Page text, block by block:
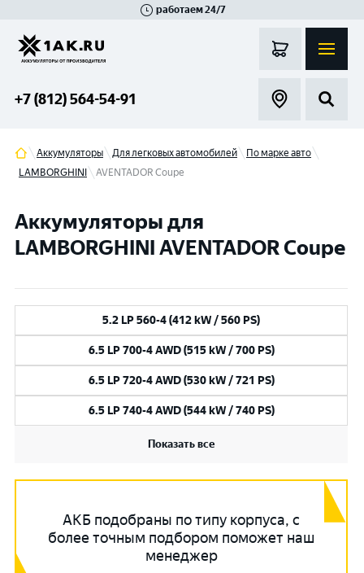
работаем 24/7
+7 (812) 564-54-91
Аккумуляторы Для легковых автомобилей
По марке авто
LAMBORGHINI
AVENTADOR Coupe
Аккумуляторы для
LAMBORGHINI AVENTADOR Coupe
5.2 LP 560-4 (412 kW / 560 PS)
6.5 LP 700-4 AWD (515 kW / 700 PS)
6.5 LP 720-4 AWD (530 kW / 721 PS)
6.5 LP 740-4 AWD (544 kW / 740 PS)
Показать все
АКБ подобраны по типу корпуса, с
более точным подбором поможет наш
менеджер
Гатчина